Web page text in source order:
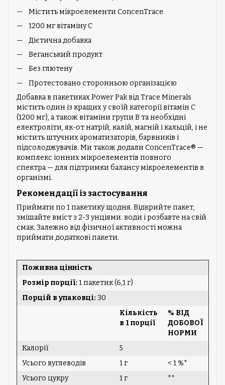
Містить мікроелементи ConcenTrace
1200 мг вітаміну C
Дієтична добавка
Веганський продукт
Без глютену
Протестовано сторонньою організацією
Добавка в пакетиках Power Pak від Trace Minerals
містить один із кращих у своїй категорії вітамін C
(1200 мг), а також вітаміни групи B та необхідні
електроліти, як-от натрій, калій, магній і кальцій, і не
містить штучних ароматизаторів, барвників і
підсолоджувачів. Ми також додали ConcenTrace® —
комплекс іонних мікроелементів повного
спектра — для підтримки балансу мікроелементів в
організмі.
Рекомендації із застосування
Приймати по 1 пакетику щодня. Відкрийте пакет,
змішайте вміст з 2-3 унціями. води і розбавте на свій
смак. Залежно від фізичної активності можна
приймати додаткові пакети.
Поживна цінність
Розмір порції: 1 пакетик (6,1 г)
Порцій в упаковці: 30
Кількість
в 1 порції
% ВІД
ДОБОВОЇ
НОРМИ
Калорії
5
Усього вуглеводів
1 г
< 1 %*
Усього цукру
1 г
**